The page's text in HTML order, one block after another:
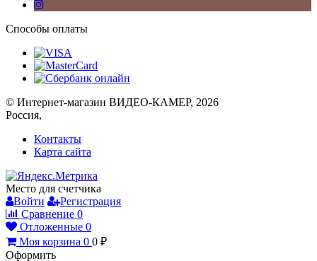
Способы оплаты
© Интернет-магазин ВИДЕО-КАМЕР, 2026
Россия,
Контакты
Карта сайта
Место для счетчика
Войти
Регистрация
Сравнение 0
Отложенные 0
Моя корзина 0 0 ₽
Оформить